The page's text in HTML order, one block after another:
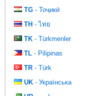
TG - Тоҷикӣ
TH - ไทย
TK - Türkmenler
TL - Pilipinas
TR - Türk
UK - Українська